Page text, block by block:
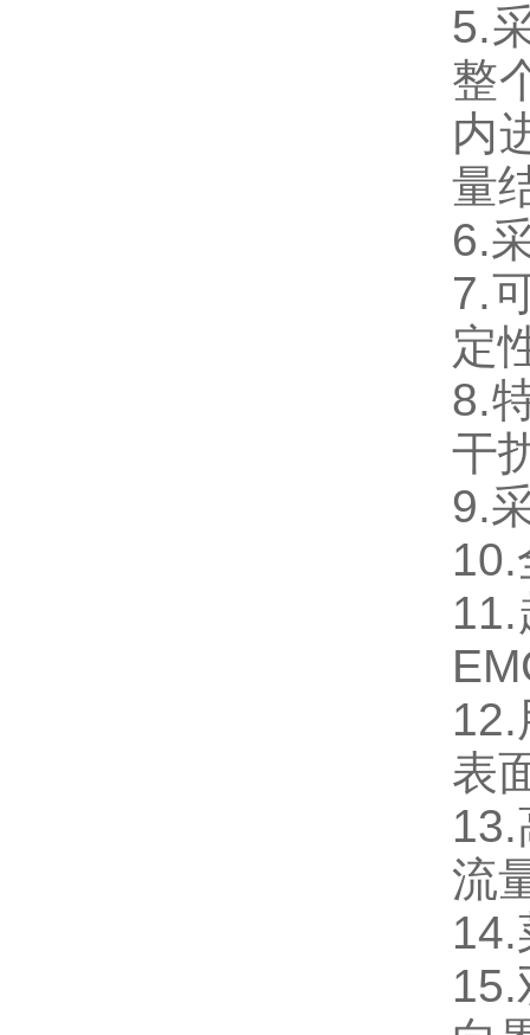
5.
整
内
量
6.
7.
定
8.
干
9.
10.
11.
12.
表
13.
流
14.
15.